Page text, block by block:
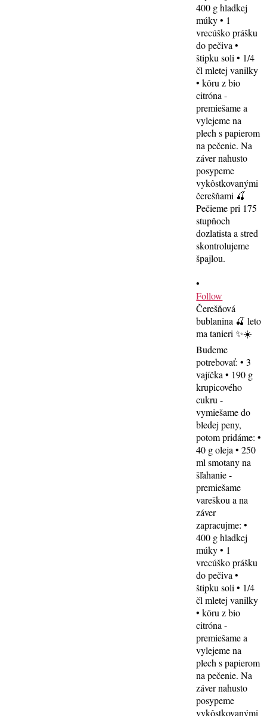
•
Follow
Čerešňová
bublanina 🍒 leto
ma tanieri ✨☀️
Budeme
potrebovať: • 3
vajíčka • 190 g
krupicového
cukru -
vymiešame do
bledej peny,
potom pridáme: •
40 g oleja • 250
ml smotany na
šľahanie -
premiešame
vareškou a na
záver
zapracujme: •
400 g hladkej
múky • 1
vrecúško prášku
do pečiva •
štipku soli • 1/4
čl mletej vanilky
• kôru z bio
citróna -
premiešame a
vylejeme na
plech s papierom
na pečenie. Na
záver nahusto
posypeme
vykôstkovanými